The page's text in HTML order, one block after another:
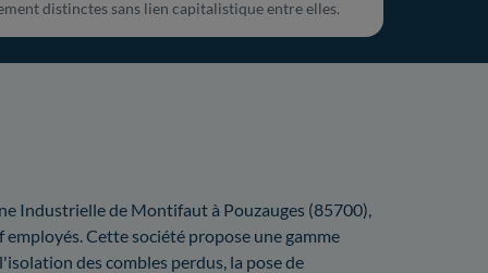
distinctes sans lien capitalistique entre elles.
Industrielle de Montifaut à Pouzauges (85700),
Cette société propose une gamme
des combles perdus, la pose de